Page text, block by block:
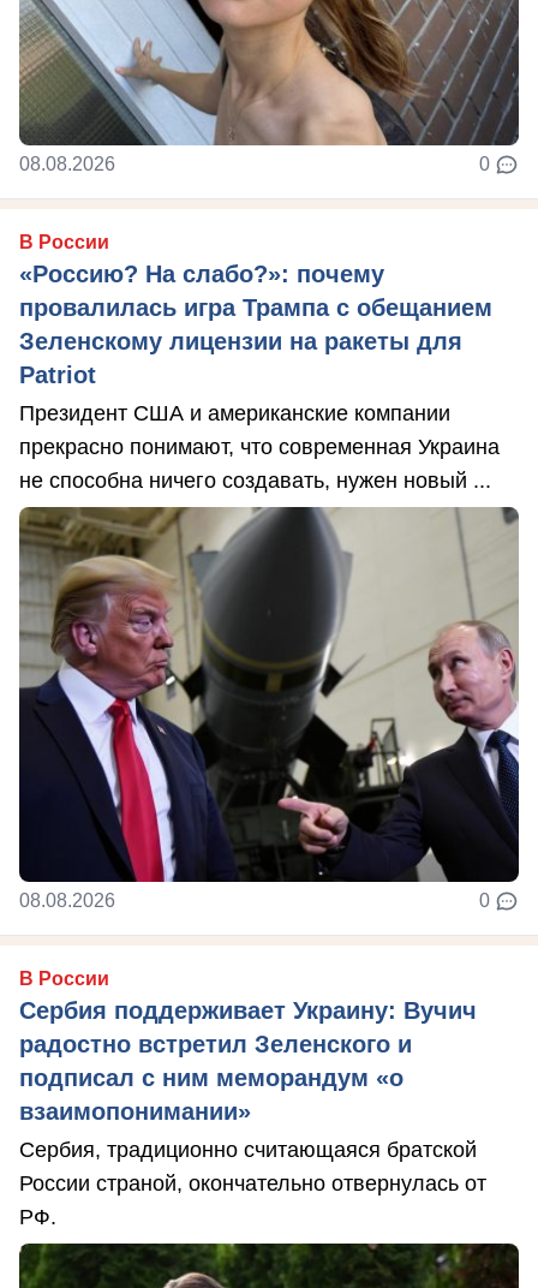
08.08.2026 0
В России
«Россию? На слабо?»: почему
провалилась игра Трампа с обещанием
Зеленскому лицензии на ракеты для
Patriot
Президент США и американские компании
прекрасно понимают, что современная Украина
не способна ничего создавать, нужен новый ...
08.08.2026 0
В России
Сербия поддерживает Украину: Вучич
радостно встретил Зеленского и
подписал с ним меморандум «о
взаимопонимании»
Сербия, традиционно считающаяся братской
России страной, окончательно отвернулась от
РФ.